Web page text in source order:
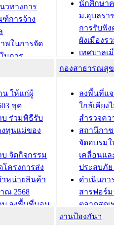
ยนบ้าน
าติไทยได้รับ
เมินผลการ
/กอง/
ล็ก/สถานธนา
วทางการ
ฑ์การจ้าง
พในการจัด
นการ
ระจำปี พ.ศ.
ร่วมการ
าชาติและ
ท้องถิ่น 2568
เด่นจาก
ยนภาษีป้าย
ย์ บริเวณ
ทุมเทพภักดี
นักศึกษา
ม.อุบลรา
การรับฟั
ผังเมืองร
เทศบาลเ
โครงการ
เทศบาล
รับฟังคว
ผังเมือง
วารินชำ
เทศบาล
ซักซ้อมแ
ประโยช
บทความ อื่นๆ ...
น ให้แก่ผู้
ชุด
บ ร่วมพิธีรับ
งทุนแม่ของ
บ จัดกิจกรรม
ครงการส่ง
ำหน่ายสินค้า
ณ 2568
บ ลงพื้นที่มอบ
ย์พักพิง
กองสาธารณสุ
ลงพื้นที่แ
ใกล้เคียง
สำรวจค
สถานีกา
จัดอบรม
เคลื่อนแ
ประสบภั
ดำเนินกา
สารฟอร์
ตลาดสดเ
วารินชำร
งานป้องกันฯ